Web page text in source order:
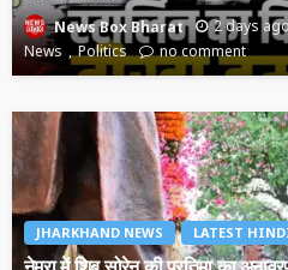
News Box Bharat 2 days ago
News
Politics no comment
JHARKHAND NEWS LATEST